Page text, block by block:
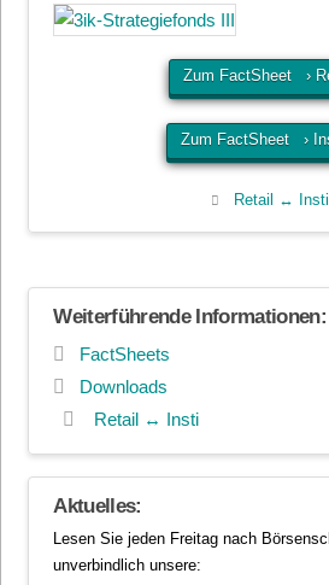
Zum FactSheet ›
Zum FactSheet ›
Retail ↔ Insti
Weiterführende Informationen:
FactSheets
Downloads
Retail ↔ Insti
Aktuelles:
Lesen Sie jeden Freitag nach
unverbindlich unsere: